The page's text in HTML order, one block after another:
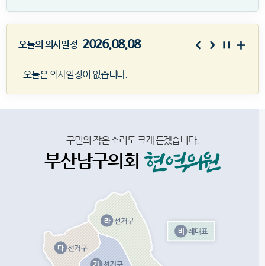
오늘의 의사일정 2026.08.08
오늘은 의사일정이 없습니다.
구민의 작은 소리도 크게 듣겠습니다.
부산남구의회